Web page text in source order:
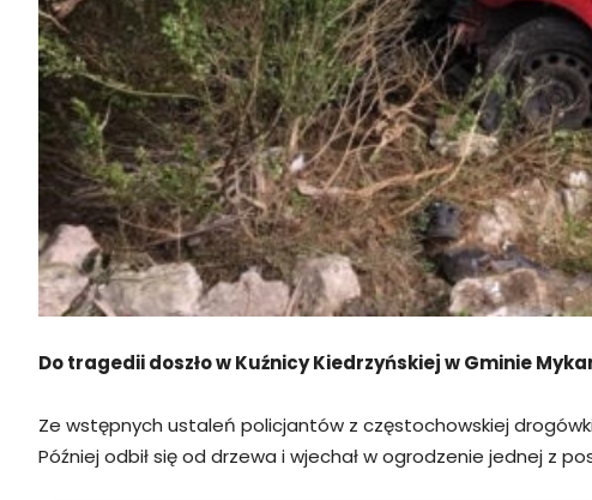
Do tragedii doszło w Kuźnicy Kiedrzyńskiej w Gminie
Ze wstępnych ustaleń policjantów z częstochowskiej
Później odbił się od drzewa i wjechał w ogrodzenie jednej z